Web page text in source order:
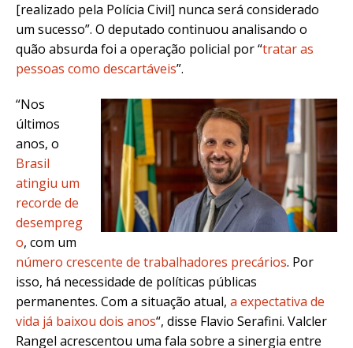
[realizado pela Polícia Civil] nunca será considerado
um sucesso”. O deputado continuou analisando o
quão absurda foi a operação policial por “tratar as
pessoas como descartáveis”.
“Nos
últimos
anos, o
Brasil
atingiu um
recorde de
desempreg
o, com um
número crescente de trabalhadores precários. Por
isso, há necessidade de políticas públicas
permanentes. Com a situação atual, a expectativa de
vida já baixou dois anos“, disse Flavio Serafini. Valcler
Rangel acrescentou uma fala sobre a sinergia entre